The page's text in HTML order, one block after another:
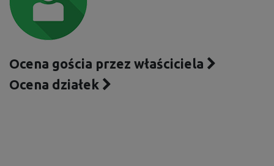
Ocena gościa przez właściciela
Ocena działek